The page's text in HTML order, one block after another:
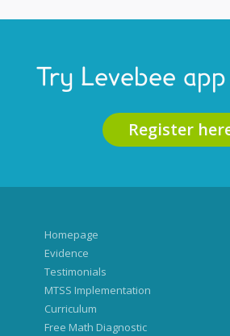
Try Levebee
Register
Homepage
Evidence
Testimonials
MTSS Implementation
Curriculum
Free Math Diagnostic